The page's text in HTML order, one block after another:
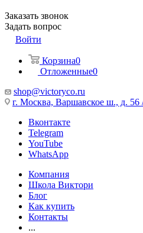
Заказать звонок
Задать вопрос
Войти
Корзина0
Отложенные0
shop@victoryco.ru
г. Москва, Варшавское ш., д. 56
Вконтакте
Telegram
YouTube
WhatsApp
Компания
Школа Виктори
Блог
Как купить
Контакты
...